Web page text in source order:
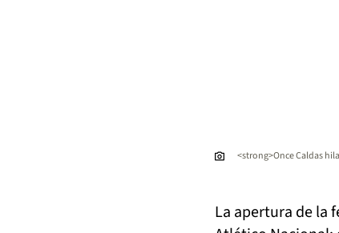
<strong>Once Caldas
La apertura de la